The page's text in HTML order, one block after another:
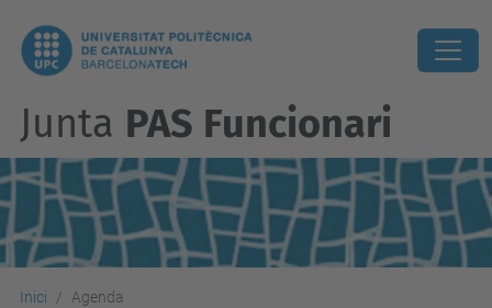
Junta PAS Funcionari
Inici Agenda